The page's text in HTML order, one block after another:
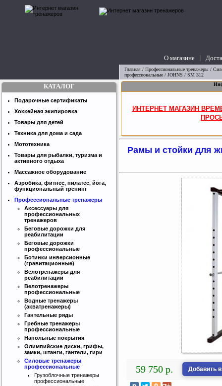
О магазине
вопросы
Главная / Профессиональные тренажеры /
профессиональные / JOHNS / SM 312
ИНТЕРНЕТ МАГАЗИН
Рамы и стойки для
59 750 р. Добавить в
КАТАЛОГ
Подарочные сертификаты
Хоккейная экипировка
Товары для детей
Техника для дома и сада
Мототехника
Товары для рыбалки, туризма и
активного отдыха
Массажное оборудование
Аэробика, фитнес, пилатес, йога,
функциональный тренинг
Профессиональные тренажеры
Аксессуары для
профессиональных
тренажеров
Беговые дорожки для
реабилитации
Беговые дорожки
профессиональные
Ботинки инверсионные
(гравитационные)
Велотренажеры для
реабилитации
Велотренажеры
профессиональные
Водные тренажеры
(акватренажеры)
Гантельные ряды
Гребные тренажеры
профессиональные
Напольные покрытия
Олимпийские диски, грифы,
замки, штанги, гантели, гири
Силовые тренажеры
профессиональные
Грузоблочные тренажеры
профессиональные